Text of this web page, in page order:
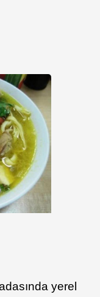
yerel